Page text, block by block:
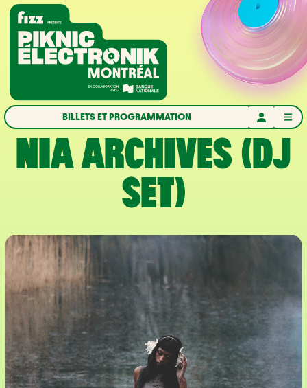
Aller à la navigation
Aller au contenu
Accueil
BILLETS ET PROGRAMMATION
NIA ARCHIVES (DJ
SET)